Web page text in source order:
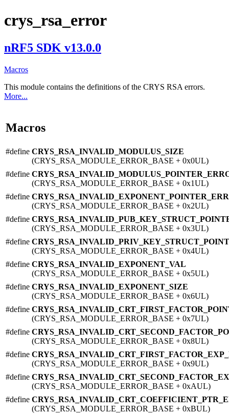
crys_rsa_error
nRF5 SDK v13.0.0
Macros
This module contains the definitions of the CRYS RSA errors.
More...
Macros
#define CRYS_RSA_INVALID_MODULUS_SIZE
(CRYS_RSA_MODULE_ERROR_BASE + 0x0UL)
#define
(CRYS_RSA_MODULE_ERROR_BASE + 0x1UL)
#define
(CRYS_RSA_MODULE_ERROR_BASE + 0x2UL)
#define
(CRYS_RSA_MODULE_ERROR_BASE + 0x3UL)
#define
(CRYS_RSA_MODULE_ERROR_BASE + 0x4UL)
#define CRYS_RSA_INVALID_EXPONENT_VAL
(CRYS_RSA_MODULE_ERROR_BASE + 0x5UL)
#define CRYS_RSA_INVALID_EXPONENT_SIZE
(CRYS_RSA_MODULE_ERROR_BASE + 0x6UL)
#define
(CRYS_RSA_MODULE_ERROR_BASE + 0x7UL)
#define
(CRYS_RSA_MODULE_ERROR_BASE + 0x8UL)
#define
(CRYS_RSA_MODULE_ERROR_BASE + 0x9UL)
#define
(CRYS_RSA_MODULE_ERROR_BASE + 0xAUL)
#define
(CRYS_RSA_MODULE_ERROR_BASE + 0xBUL)